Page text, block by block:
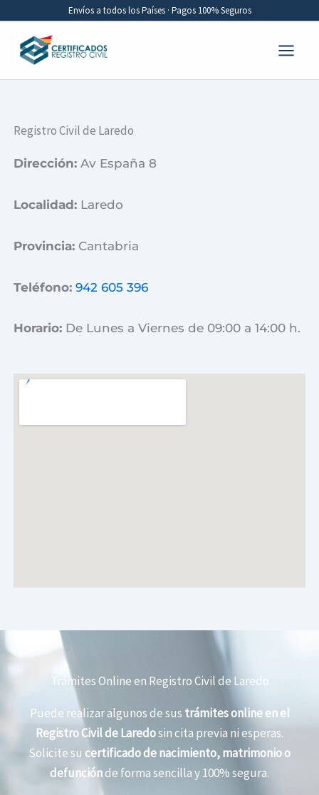
contenido
Envíos a todos los Países · Pagos 100% Seguros
Registro Civil de Laredo
Dirección: Av España 8
Localidad: Laredo
Provincia: Cantabria
Teléfono: 942 605 396
Horario: De Lunes a Viernes de 09:00 a 14:00 h.
Trámites Online en Registro Civil de Laredo
Puede realizar algunos de sus trámites online en el
Registro Civil de Laredosin cita previa ni esperas.
Solicite su certificado de nacimiento, matrimonio o
defunciónde forma sencilla y 100% segura.